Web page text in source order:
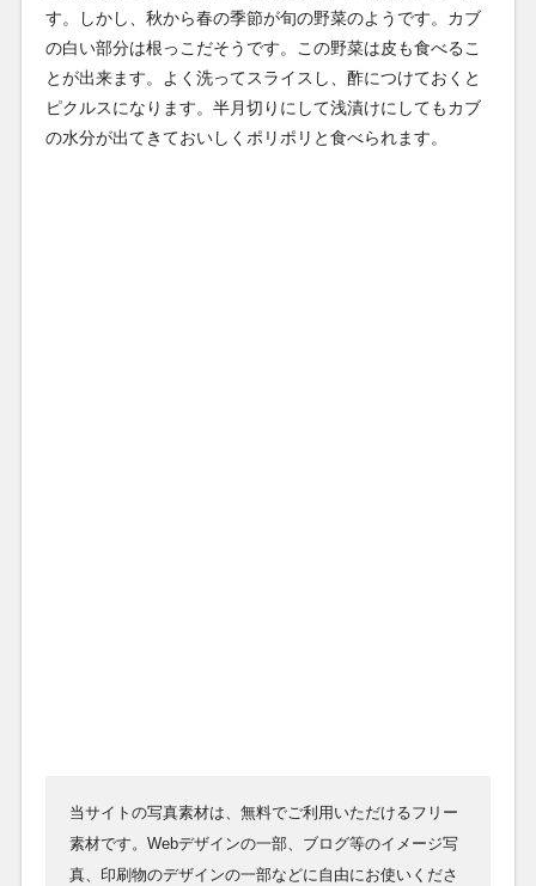
す。しかし、秋から春の季節が旬の野菜のようです。カブ
の白い部分は根っこだそうです。この野菜は皮も食べるこ
とが出来ます。よく洗ってスライスし、酢につけておくと
ピクルスになります。半月切りにして浅漬けにしてもカブ
の水分が出てきておいしくポリポリと食べられます。
当サイトの写真素材は、無料でご利用いただけるフリー
素材です。Webデザインの一部、ブログ等のイメージ写
真、印刷物のデザインの一部などに自由にお使いくださ